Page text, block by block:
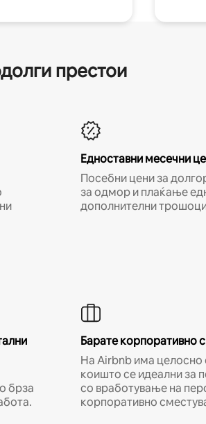
престои
Едноставни месечни
Посебни цени за
за одмор и плаќање
дополнителни
брза
Барате корпоративно
На Airbnb има
коишто се идеални за
со вработување на
корпоративно